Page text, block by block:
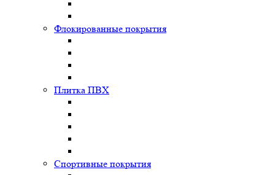
Флокированные покрытия
Плитка ПВХ
Спортивные покрытия